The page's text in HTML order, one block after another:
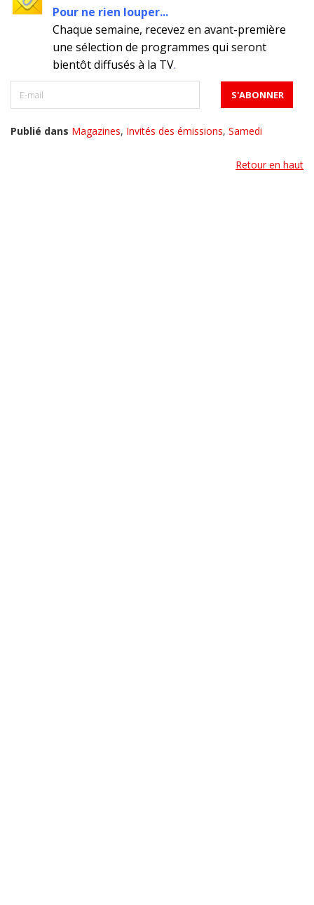
Pour ne rien louper...
Chaque semaine, recevez en avant-première
une sélection de programmes qui seront
bientôt diffusés à la TV.
Publié dans Magazines, Invités des émissions, Samedi
Retour en haut